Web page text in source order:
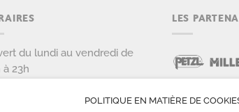
du lundi au vendredi de
à 23h
LES
POLITIQUE EN MATIÈRE DE